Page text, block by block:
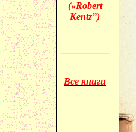
(«Robert
Kentz”)
Все книги